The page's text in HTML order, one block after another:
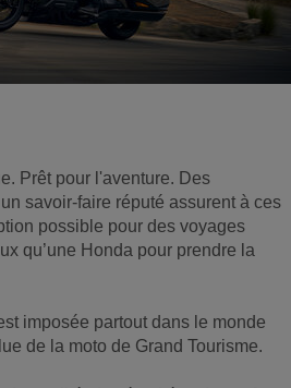
Prêt pour l'aventure. Des
savoir-faire réputé assurent à ces
possible pour des voyages
qu’une Honda pour prendre la
imposée partout dans le monde
de la moto de Grand Tourisme.